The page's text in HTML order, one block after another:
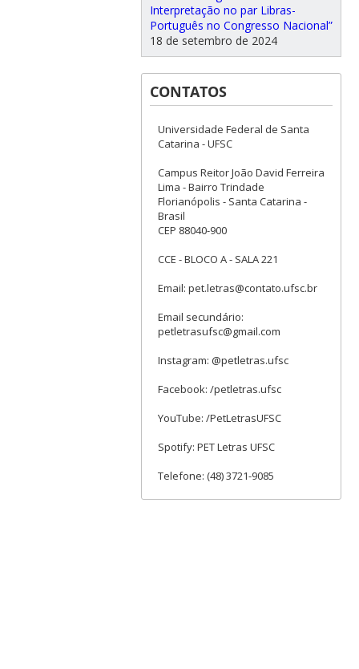
Interpretação no par Libras-
Português no Congresso Nacional”
18 de setembro de 2024
CONTATOS
Universidade Federal de Santa
Catarina - UFSC
Campus Reitor João David Ferreira
Lima - Bairro Trindade
Florianópolis - Santa Catarina -
Brasil
CEP 88040-900
CCE - BLOCO A - SALA 221
Email: pet.letras@contato.ufsc.br
Email secundário:
petletrasufsc@gmail.com
Instagram: @petletras.ufsc
Facebook: /petletras.ufsc
YouTube: /PetLetrasUFSC
Spotify: PET Letras UFSC
Telefone: (48) 3721-9085